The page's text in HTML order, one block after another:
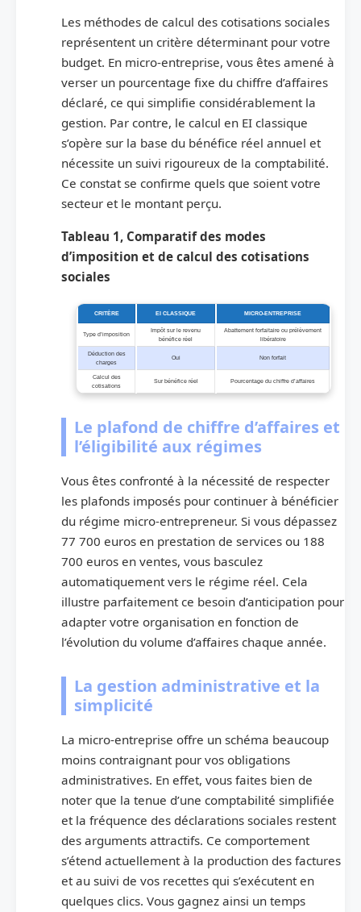
Les méthodes de calcul des cotisations sociales
représentent un critère déterminant pour votre
budget. En micro-entreprise, vous êtes amené à
verser un pourcentage fixe du chiffre d’affaires
déclaré, ce qui simplifie considérablement la
gestion. Par contre, le calcul en EI classique
s’opère sur la base du bénéfice réel annuel et
nécessite un suivi rigoureux de la comptabilité.
Ce constat se confirme quels que soient votre
secteur et le montant perçu.
Tableau 1, Comparatif des modes
d’imposition et de calcul des cotisations
sociales
CRITÈRE EI CLASSIQUE MICRO-ENTREPRISE
Type d’imposition
Impôt sur le revenu
bénéfice réel
Abattement forfaitaire ou prélèvement
libératoire
Déduction des
charges
Oui Non forfait
Calcul des
cotisations
Sur bénéfice réel Pourcentage du chiffre d’affaires
Le plafond de chiffre d’affaires et
l’éligibilité aux régimes
Vous êtes confronté à la nécessité de respecter
les plafonds imposés pour continuer à bénéficier
du régime micro-entrepreneur. Si vous dépassez
77 700 euros en prestation de services ou 188
700 euros en ventes, vous basculez
automatiquement vers le régime réel. Cela
illustre parfaitement ce besoin d’anticipation pour
adapter votre organisation en fonction de
l’évolution du volume d’affaires chaque année.
La gestion administrative et la
simplicité
La micro-entreprise offre un schéma beaucoup
moins contraignant pour vos obligations
administratives. En effet, vous faites bien de
noter que la tenue d’une comptabilité simplifiée
et la fréquence des déclarations sociales restent
des arguments attractifs. Ce comportement
s’étend actuellement à la production des factures
et au suivi de vos recettes qui s’exécutent en
quelques clics. Vous gagnez ainsi un temps